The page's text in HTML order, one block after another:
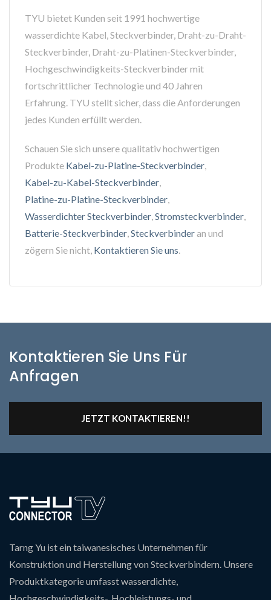
TYU bietet Kunden seit 1991 hochwertige
wasserdichte Kabel, Steckverbinder, Draht-zu-Draht-
Steckverbinder, Draht-zu-Platinen-Steckverbinder,
Hochgeschwindigkeits-Steckverbinder mit
fortschrittlicher Technologie und 40 Jahren
Erfahrung. TYU stellt sicher, dass die Anforderungen
jedes Kunden erfüllt werden.
Schauen Sie sich unsere qualitativ hochwertigen
Produkte Kabel-zu-Platine-Steckverbinder
Kabel-zu-Kabel-Steckverbinder
Platine-zu-Platine-Steckverbinder
Wasserdichter Steckverbinder Stromsteckverbinder
Batterie-Steckverbinder Steckverbinderan und
zögern Sie nicht, Kontaktieren Sie uns
Kontaktieren Sie Uns Für
Anfragen
JETZT KONTAKTIEREN!!
Tarng Yu ist ein taiwanesisches Unternehmen für
Konstruktion und Herstellung von Steckverbindern. Unsere
Produktkategorie umfasst wasserdichte,